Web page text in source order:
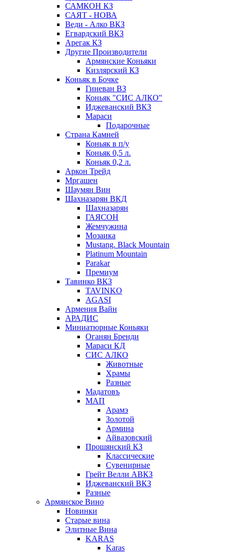
САМКОН КЗ
САЯТ - НОВА
Веди - Алко ВКЗ
Егвардский ВКЗ
Арегак КЗ
Другие Производители
Армянские Коньяки
Кизлярский КЗ
Коньяк в Бочке
Гиневан ВЗ
Коньяк "СИС АЛКО"
Иджеванский ВКЗ
Мараси
Подарочные
Страна Камней
Коньяк в п/у
Коньяк 0,5 л.
Коньяк 0,2 л.
Аркон Трейд
Мргашен
Шаумян Вин
Шахназарян ВКД
Шахназарян
ГАЯСОН
Жемчужина
Мозаика
Mustang. Black Mountain
Platinum Mountain
Parakar
Премиум
Тавинко ВКЗ
TAVINKO
AGASI
Армения Вайн
АРАДИС
Миниатюрные Коньяки
Оганян Бренди
Мараси КД
СИС АЛКО
Животные
Храмы
Разные
Мадатовъ
МАП
Арамэ
Золотой
Армина
Айвазовский
Прошянский КЗ
Классические
Сувенирные
Грейт Велли АВКЗ
Иджеванский ВКЗ
Разные
Армянское Вино
Новинки
Старые вина
Элитные Вина
KARAS
Karas